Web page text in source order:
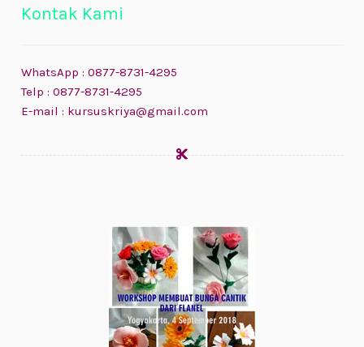
Kontak Kami
WhatsApp : 0877-8731-4295
Telp : 0877-8731-4295
E-mail : kursuskriya@gmail.com